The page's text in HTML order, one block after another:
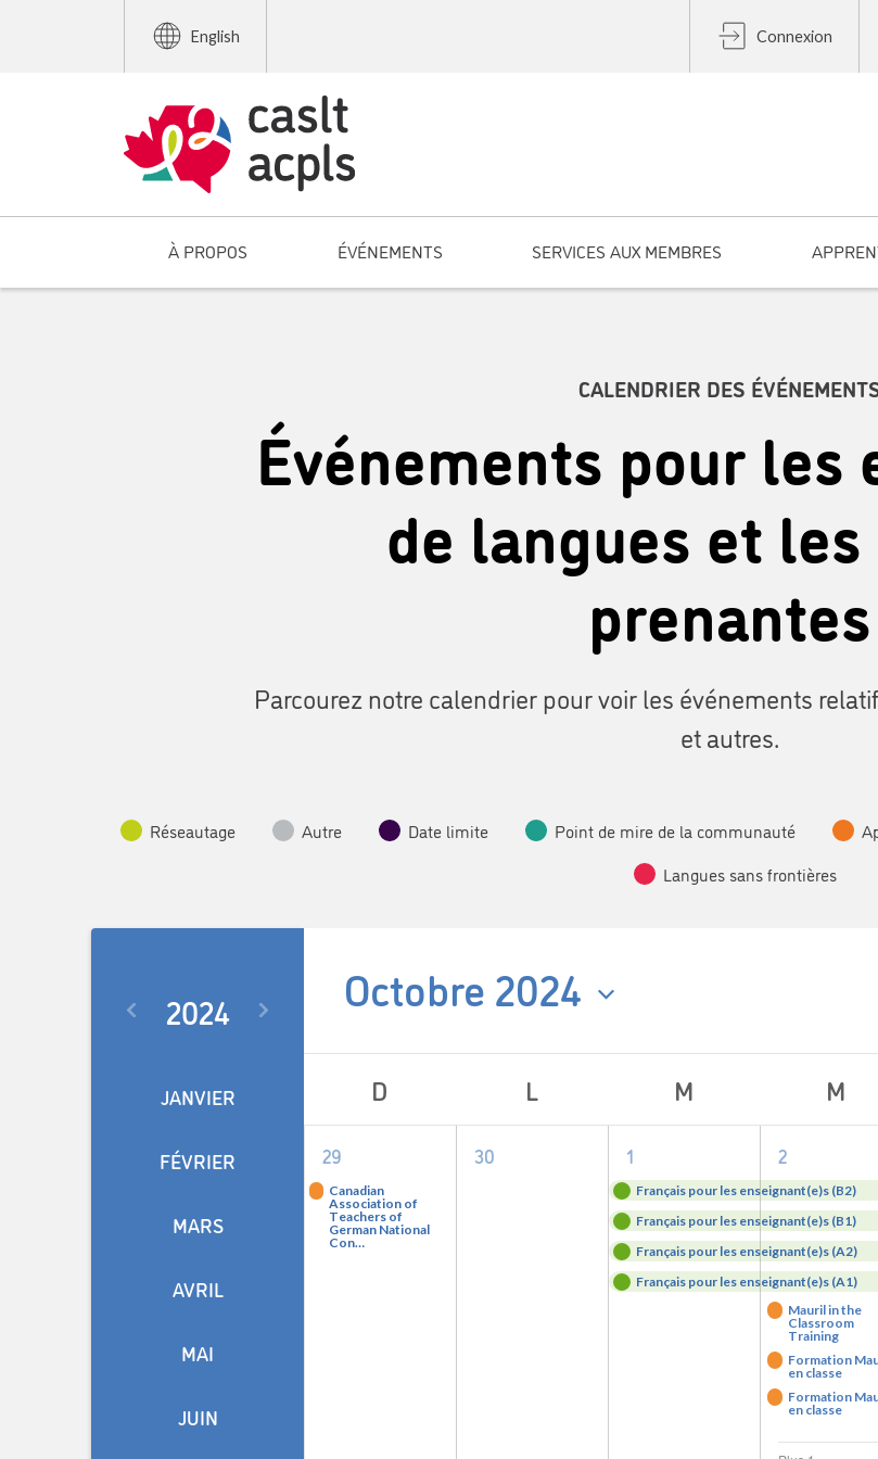
English Connexion
À PROPOS ÉVÉNEMENTS SERVICES AUX MEMBRES
CALENDRIER DES
Événements pour les
de langues et
prenantes
Parcourez notre calendrier pour voir les événements
et autres.
Réseautage Autre Date limite Point de mire de la communauté
Langues sans frontières
Octobre 2024
uneCalendrier
de
Événements
D L M M
1
événement,
29
Canadian
Association of
Teachers of
German National
Con…
0
événement,
30
4
evenements,
1
Français pour les enseignant(e)s (B2)
Français pour les enseignant(e)s (B1)
Français pour les enseignant(e)s (A2)
Français pour les enseignant(e)s (A1)
8
2
Mauril in the
Classroom
Training
Formation
en classe
Formation
en classe
2024
JANVIER
FÉVRIER
MARS
AVRIL
MAI
JUIN